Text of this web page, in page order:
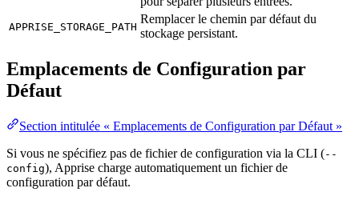
APPRISE_STORAGE_PATH
Remplacer le chemin par défaut du
stockage persistant.
Emplacements de Configuration par
Défaut
Section intitulée « Emplacements de Configuration par Défaut »
Si vous ne spécifiez pas de fichier de configuration via la CLI (--
config), Apprise charge automatiquement un fichier de
configuration par défaut.